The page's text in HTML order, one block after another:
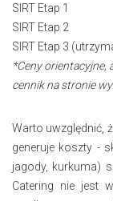
SIRT Etap 1
SIRT Etap 2
SIRT Etap 3
*Ceny orientacyjne,
cennik na stronie
Warto uwzględnić,
generuje koszty -
jagody, kurkuma)
Catering nie jest